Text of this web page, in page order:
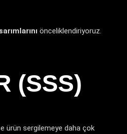
önceliklendiriyoruz.
(SSS)
ürün sergilemeye daha çok